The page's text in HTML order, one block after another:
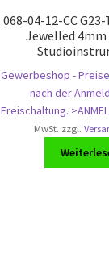
068-04-12-CC
Jewelled 4mm
Gewerbeshop -
nach der
Freischaltung.
MwSt. zzgl.